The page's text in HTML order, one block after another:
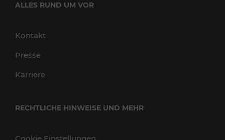
ALLES RUND UM VOR
Kontakt
Presse
Karriere
RECHTLICHE HINWEISE UND MEHR